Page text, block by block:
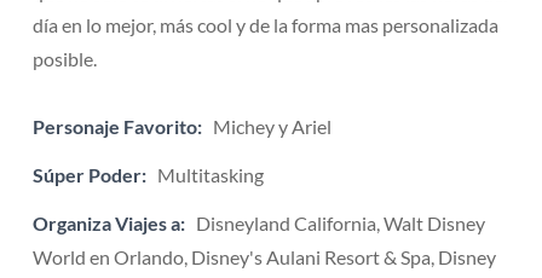
día en lo mejor, más cool y de la forma mas personalizada
posible.
Personaje Favorito: Michey y Ariel
Súper Poder: Multitasking
Organiza Viajes a: Disneyland California, Walt Disney
World en Orlando, Disney's Aulani Resort & Spa, Disney